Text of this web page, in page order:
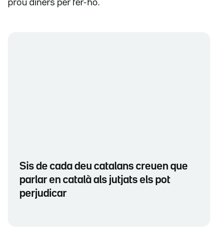
prou diners per fer-ho.
Sis de cada deu catalans creuen que
parlar en català als jutjats els pot
perjudicar